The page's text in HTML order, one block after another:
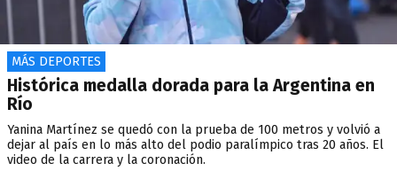
MÁS DEPORTES
Histórica medalla dorada para la Argentina en
Río
Yanina Martínez se quedó con la prueba de 100 metros y volvió a
dejar al país en lo más alto del podio paralímpico tras 20 años. El
video de la carrera y la coronación.